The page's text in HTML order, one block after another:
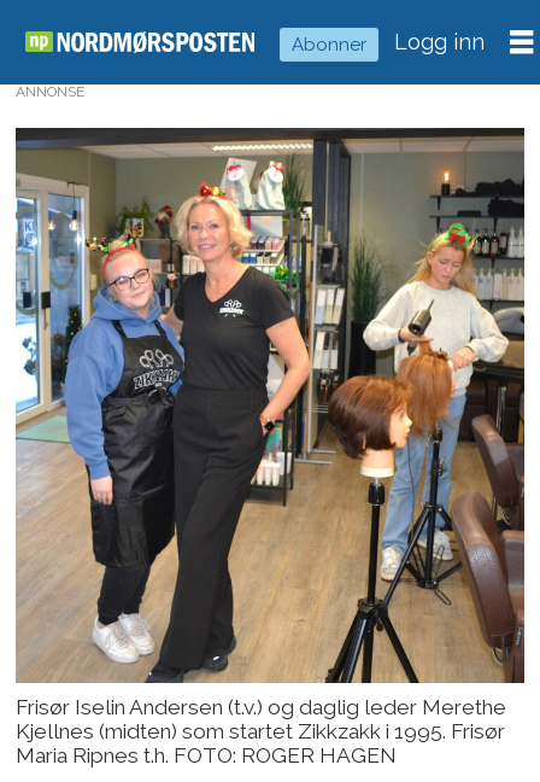
Abonner Logg inn
ANNONSE
Frisør Iselin Andersen (t.v.) og daglig leder Merethe
Kjellnes (midten) som startet Zikkzakk i 1995. Frisør
Maria Ripnes t.h. FOTO: ROGER HAGEN